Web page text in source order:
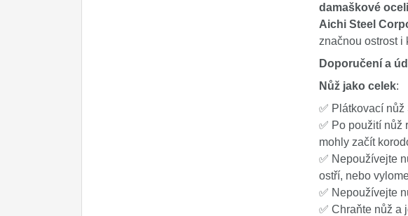
damaškové
Aichi Steel
značnou ostrost i
Doporučení a
Nůž jako celek:
✅ Plátkovací
✅ Po použití nůž
mohly začít
✅ Nepoužívejte
ostří, nebo
✅ Nepoužívejte
✅ Chraňte nůž a